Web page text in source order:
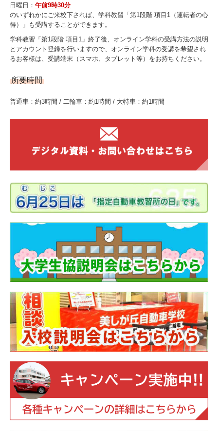
日曜日： 午前9時30分
のいずれかにご来校下されば、学科教習「第1段階 項目1（運転者の心
得）」も受講することができます。
学科教習「第1段階 項目1」終了後、オンライン学科の受講方法の説明
とアカウント登録を行いますので、オンライン学科の受講を希望され
るお客様は、受講端末（スマホ、タブレット等）をお持ちください。
所要時間
普通車：約3時間 / 二輪車：約1時間 / 大特車：約1時間